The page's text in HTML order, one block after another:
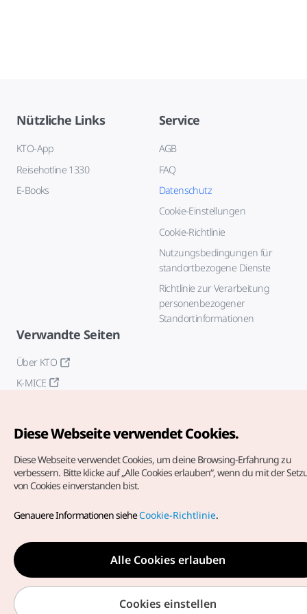
Nützliche Links
KTO-App
Reisehotline 1330
E-Books
Service
AGB
FAQ
Datenschutz
Cookie-Einstellungen
Cookie-Richtlinie
Nutzungsbedingungen für
standortbezogene Dienste
Richtlinie zur Verarbeitung
personenbezogener
Standortinformationen
Verwandte Seiten
Über KTO
K-MICE
vorbehalten.
dieoffizielle E-Mail-Adresse
german@knto.or.kr
Diese Webseite verwendet Cookies.
Diese Webseite verwendet Cookies, um deine Browsing-Erfahrung zu
verbessern. Bitte klicke auf „Alle Cookies erlauben“, wenn du mit der
von Cookies einverstanden bist.
Genauere Informationen sieheCookie-Richtlinie.
Alle Cookies erlauben
Cookies einstellen